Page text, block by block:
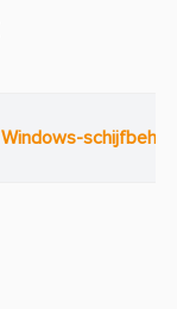
Windows-